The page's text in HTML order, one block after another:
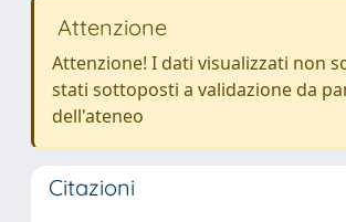
Attenzione
Attenzione! I dati visualizzati non
stati sottoposti a validazione da
dell'ateneo
Citazioni